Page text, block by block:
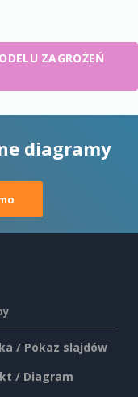
ZAGROŻEŃ
diagramy
/ Pokaz slajdów
/ Diagram